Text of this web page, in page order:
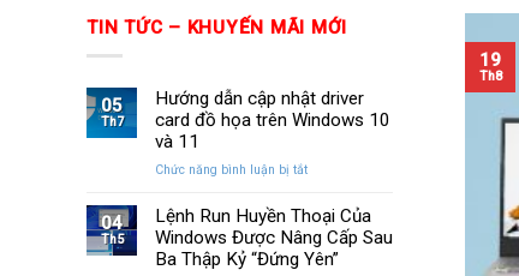
TIN TỨC – KHUYẾN MÃI MỚI
05
Th7
Hướng dẫn cập nhật driver
card đồ họa trên Windows 10
và 11
Chức năng bình luận bị tắtở
dẫn
cập
nhật
04
Th5
Lệnh Run Huyền Thoại Của
Windows Được Nâng Cấp Sau
Ba Thập Kỷ “Đứng Yên”
19
Th8